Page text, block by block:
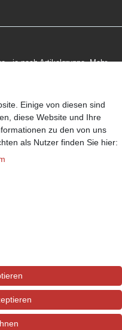
- je nach Artikelgruppe.Mehr
bestimmte
vorbehalten. | Grundpreise
Einige von diesen sind
diese Website und Ihre
zu den von uns
als Nutzer finden Sie hier: